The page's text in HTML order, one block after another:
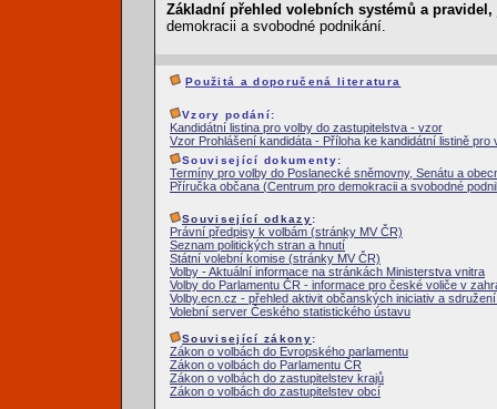
Základní přehled volebních systémů a
demokracii a svobodné podnikání.
Použitá a doporučená literatura
Vzory podání:
Kandidátní listina pro volby do zastupitelstva - vzor
Vzor Prohlášení kandidáta - Příloha ke kandidátní listině pro
Související dokumenty:
Termíny pro volby do Poslanecké sněmovny, Senátu a
Příručka občana (Centrum pro demokracii a svobodné
Související odkazy:
Právní předpisy k volbám (stránky MV ČR)
Seznam politických stran a hnutí
Státní volební komise (stránky MV ČR)
Volby - Aktuální informace na stránkách Ministerstva vnitra
Volby do Parlamentu ČR - informace pro české voliče v
Volby.ecn.cz - přehled aktivit občanských iniciativ a
Volební server Českého statistického ústavu
Související zákony:
Zákon o volbách do Evropského parlamentu
Zákon o volbách do Parlamentu ČR
Zákon o volbách do zastupitelstev krajů
Zákon o volbách do zastupitelstev obcí